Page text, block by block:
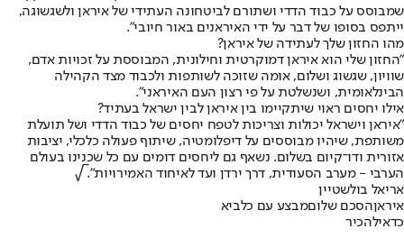
שמבוסס על כבוד הדדי ושתורם לביטחונה העתידי של איראן ולשגשוגה,
ייתפס בסופו של דבר על ידי האיראנים באור חיובי".
מהו החזון שלך לעתידה של איראן?
"החזון שלי הוא איראן דמוקרטית וחילונית, המבוססת על זכויות אדם,
שוויון, שגשוג ושלום, אומה שזוכה לשותפות ולכבוד מצד הקהילה
הבינלאומית, ושנשלטת על פי רצון העם האיראני".
אילו יחסים ראוי שיתקיימו בין איראן לבין ישראל בעתיד?
"איראן וישראל יכולות וצריכות לטפח יחסים של כבוד הדדי ושל תועלת
משותפת, שיהיו מבוססים על דיפלומטיה, שיתוף פעולה כלכלי, יציבות
אזורית ודו־קיום בשלום. נשאף גם ליחסים דומים עם כל שכנינו בעולם
הערבי - מערב הסעודית, דרך ירדן ועד לאיחוד האמירויות". √
אריאל בולשטיין
איראןהסכם שלוםמבצע עם כלביא
כדאילהכיר